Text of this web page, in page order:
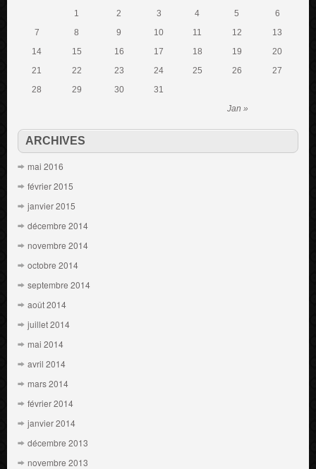
Jan »
1 2 3 4 5
6
7
8 9 10 11 12
13
14
15 16 17 18 19
20
21
22 23 24 25 26
27
28
29 30 31
ARCHIVES
mai 2016
février 2015
janvier 2015
décembre 2014
novembre 2014
octobre 2014
septembre 2014
août 2014
juillet 2014
mai 2014
avril 2014
mars 2014
février 2014
janvier 2014
décembre 2013
novembre 2013